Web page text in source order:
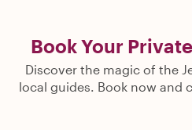
Book Your
Discover the magic of the
local guides. Book now and